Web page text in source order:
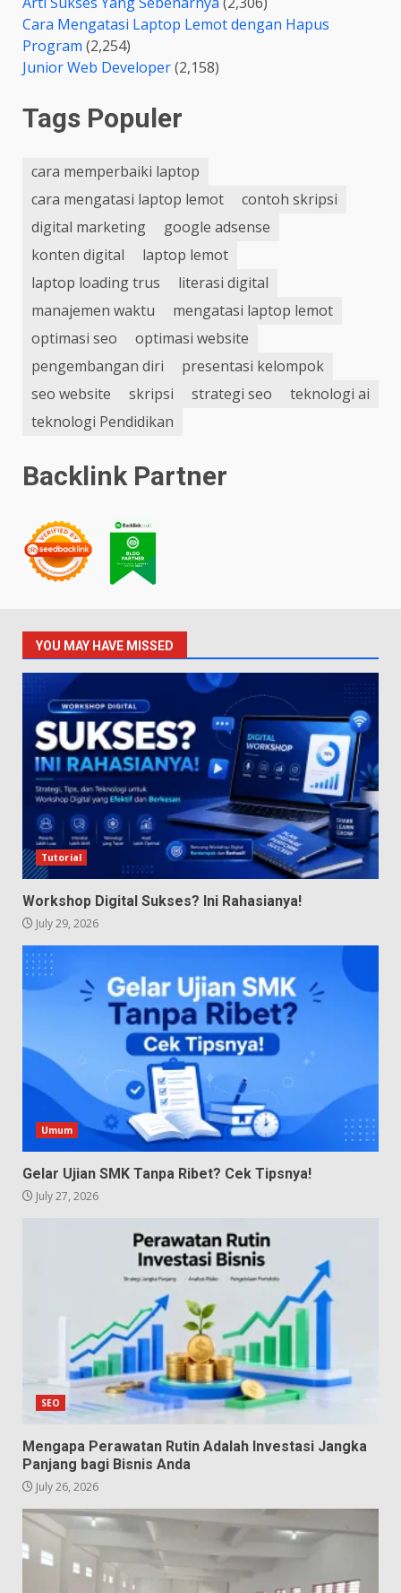
Cara Mengatasi Laptop Lemot dengan Hapus
Program (2,254)
Junior Web Developer(2,158)
Tags Populer
cara memperbaiki laptop
cara mengatasi laptop lemot
contoh skripsi
digital marketing
google adsense
konten digital
laptop lemot
laptop loading trus
literasi digital
manajemen waktu
mengatasi laptop lemot
optimasi seo
optimasi website
pengembangan diri
presentasi kelompok
seo website
skripsi strategi seo
teknologi ai
teknologi Pendidikan
Backlink Partner
YOU MAY HAVE MISSED
Tutorial
Workshop Digital Sukses? Ini Rahasianya!
July 29, 2026
Umum
Gelar Ujian SMK Tanpa Ribet? Cek Tipsnya!
July 27, 2026
SEO
Mengapa Perawatan Rutin Adalah Investasi Jangka
Panjang bagi Bisnis Anda
July 26, 2026